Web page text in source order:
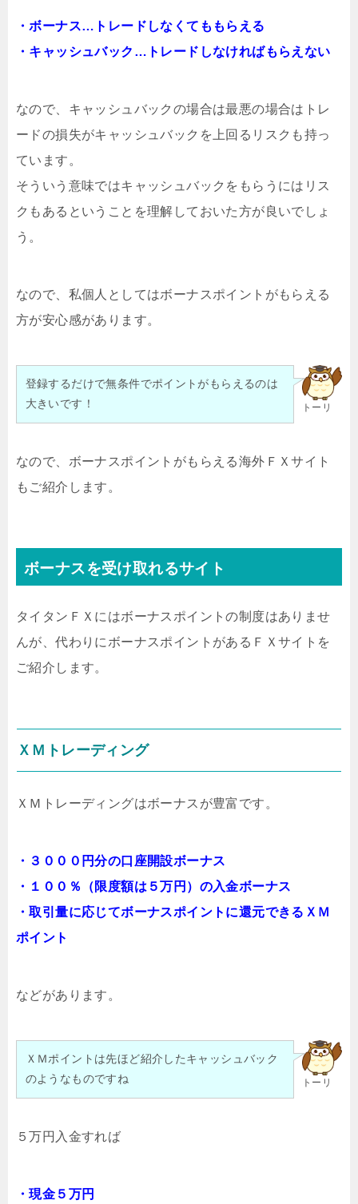
・ボーナス…トレードしなくてももらえる
・キャッシュバック…トレードしなければもらえない
なので、キャッシュバックの場合は最悪の場合はトレ
ードの損失がキャッシュバックを上回るリスクも持っ
ています。
そういう意味ではキャッシュバックをもらうにはリス
クもあるということを理解しておいた方が良いでしょ
う。
なので、私個人としてはボーナスポイントがもらえる
方が安心感があります。
トーリ
登録するだけで無条件でポイントがもらえるのは
大きいです！
なので、ボーナスポイントがもらえる海外ＦＸサイト
もご紹介します。
ボーナスを受け取れるサイト
タイタンＦＸにはボーナスポイントの制度はありませ
んが、代わりにボーナスポイントがあるＦＸサイトを
ご紹介します。
ＸＭトレーディング
ＸＭトレーディングはボーナスが豊富です。
・３０００円分の口座開設ボーナス
・１００％（限度額は５万円）の入金ボーナス
・取引量に応じてボーナスポイントに還元できるＸＭ
ポイント
などがあります。
トーリ
ＸＭポイントは先ほど紹介したキャッシュバック
のようなものですね
５万円入金すれば
・現金５万円